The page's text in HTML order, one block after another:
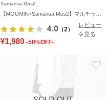
Samansa Mos2
4.0 （2）
レビュー
を見る
¥1,980 -50%OFF-